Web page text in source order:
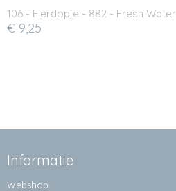
106 - Eierdopje - 882 - Fresh Water
€ 9,25
Informatie
Webshop